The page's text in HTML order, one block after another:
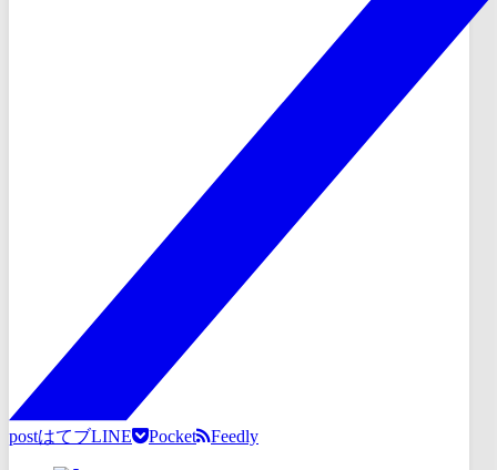
postはてブLINE Pocket Feedly